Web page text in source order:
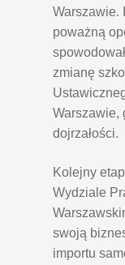
Warszawie.
poważną
zmianę
Warszawie,
dojrzałości.
Kolejny
Wydziale
swoją
importu